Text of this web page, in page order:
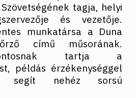
tagja, helyi
és vezetője.
munkatársa a Duna
című műsorának.
tartja a
példás érzékenységgel
segít nehéz sorsú